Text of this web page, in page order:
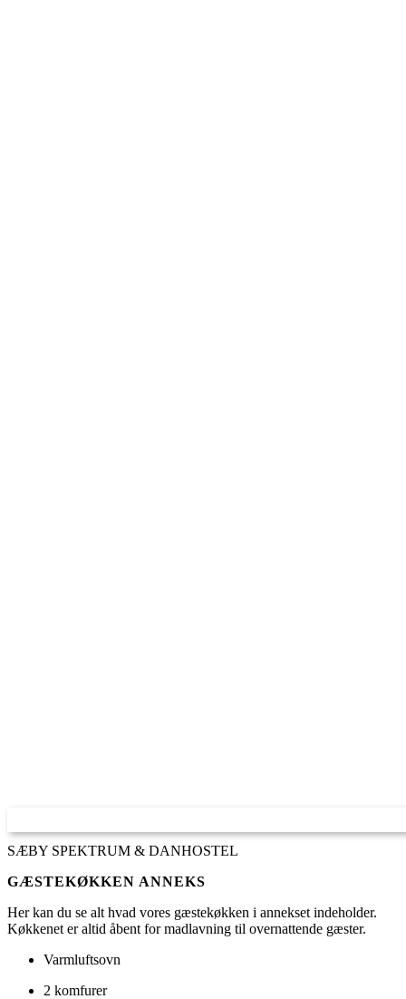
SÆBY SPEKTRUM & DANHOSTEL
GÆSTEKØKKEN ANNEKS
Her kan du se alt hvad vores gæstekøkken i annekset indeholder.
Køkkenet er altid åbent for madlavning til overnattende gæster.
Varmluftsovn
2 komfurer